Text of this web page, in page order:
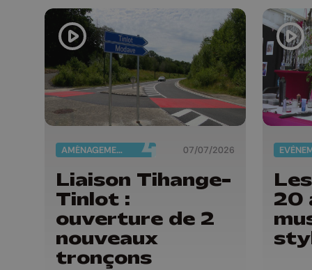
AMÉNAGEMENT DU TERRITOIRE 07/07/2026
Liaison Tihange-
Tinlot :
ouverture de 2
nouveaux
tronçons
20